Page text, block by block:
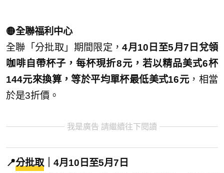
🟡全聯福利中心
全聯「分批取」期間限定，4月10日至5月7日兌領
咖啡自帶杯子，每杯現折8元，若以精品美式6杯
144元來換算，等於平均單杯最低美式16元，相當
於是3折價。
我是廣告 請繼續往下閱讀
📍分批取 ｜4月10日至5月7日